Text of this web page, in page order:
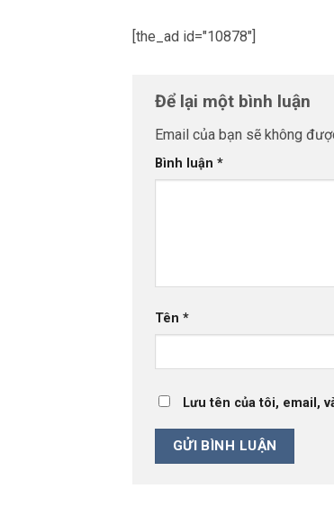
[the_ad id="10878"]
Để lại một bình luận
Email của bạn sẽ không
Bình luận *
Tên *
Lưu tên của tôi, email,